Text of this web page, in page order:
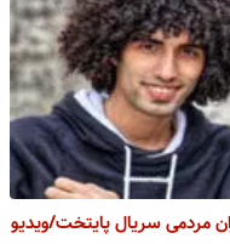
مردمی سریال پایتخت/ویدیو